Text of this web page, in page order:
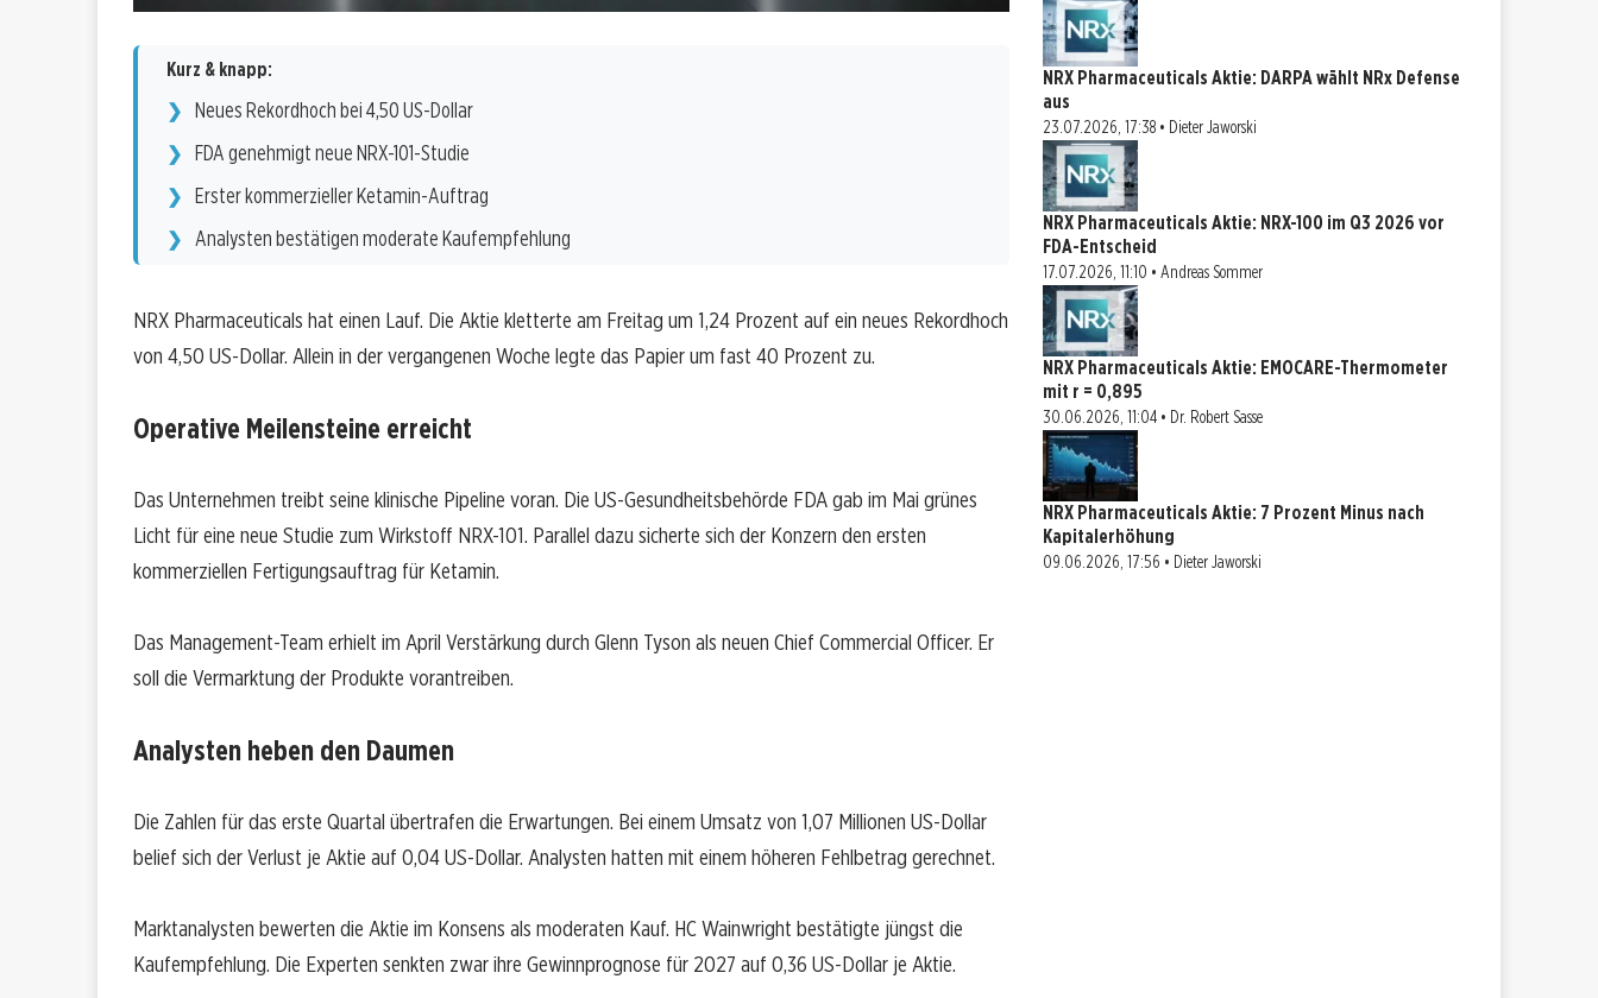
Kurz & knapp:
Neues Rekordhoch bei 4,50 US-Dollar
FDA genehmigt neue NRX-101-Studie
Erster kommerzieller Ketamin-Auftrag
Analysten bestätigen moderate Kaufempfehlung
NRX Pharmaceuticals hat einen Lauf. Die Aktie kletterte am Freitag um 1,24 Prozent auf ein neues Rekordhoch
von 4,50 US-Dollar. Allein in der vergangenen Woche legte das Papier um fast 40 Prozent zu.
Operative Meilensteine erreicht
Das Unternehmen treibt seine klinische Pipeline voran. Die US-Gesundheitsbehörde FDA gab im Mai grünes
Licht für eine neue Studie zum Wirkstoff NRX-101. Parallel dazu sicherte sich der Konzern den ersten
kommerziellen Fertigungsauftrag für Ketamin.
Das Management-Team erhielt im April Verstärkung durch Glenn Tyson als neuen Chief Commercial Officer. Er
soll die Vermarktung der Produkte vorantreiben.
Analysten heben den Daumen
Die Zahlen für das erste Quartal übertrafen die Erwartungen. Bei einem Umsatz von 1,07 Millionen US-Dollar
belief sich der Verlust je Aktie auf 0,04 US-Dollar. Analysten hatten mit einem höheren Fehlbetrag gerechnet.
Marktanalysten bewerten die Aktie im Konsens als moderaten Kauf. HC Wainwright bestätigte jüngst die
Kaufempfehlung. Die Experten senkten zwar ihre Gewinnprognose für 2027 auf 0,36 US-Dollar je Aktie.
NRX Pharmaceuticals Aktie: DARPA wählt NRx Defense
aus
23.07.2026, 17:38 • Dieter Jaworski
NRX Pharmaceuticals Aktie: NRX-100 im Q3 2026 vor
FDA-Entscheid
17.07.2026, 11:10 • Andreas Sommer
NRX Pharmaceuticals Aktie: EMOCARE-Thermometer
mit r = 0,895
30.06.2026, 11:04 • Dr. Robert Sasse
NRX Pharmaceuticals Aktie: 7 Prozent Minus nach
Kapitalerhöhung
09.06.2026, 17:56 • Dieter Jaworski